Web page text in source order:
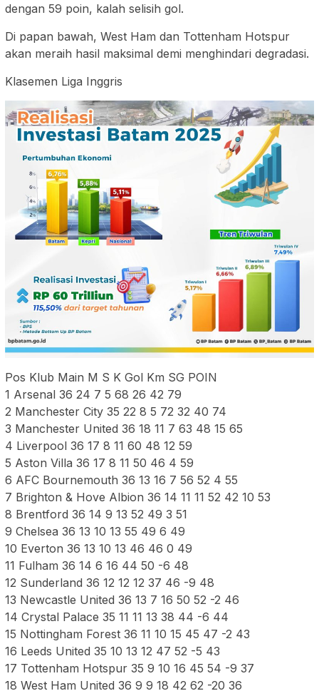
dengan 59 poin, kalah selisih gol.
Di papan bawah, West Ham dan Tottenham Hotspur
akan meraih hasil maksimal demi menghindari degradasi.
Klasemen Liga Inggris
Pos Klub Main M S K Gol Km SG POIN
1 Arsenal 36 24 7 5 68 26 42 79
2 Manchester City 35 22 8 5 72 32 40 74
3 Manchester United 36 18 11 7 63 48 15 65
4 Liverpool 36 17 8 11 60 48 12 59
5 Aston Villa 36 17 8 11 50 46 4 59
6 AFC Bournemouth 36 13 16 7 56 52 4 55
7 Brighton & Hove Albion 36 14 11 11 52 42 10 53
8 Brentford 36 14 9 13 52 49 3 51
9 Chelsea 36 13 10 13 55 49 6 49
10 Everton 36 13 10 13 46 46 0 49
11 Fulham 36 14 6 16 44 50 -6 48
12 Sunderland 36 12 12 12 37 46 -9 48
13 Newcastle United 36 13 7 16 50 52 -2 46
14 Crystal Palace 35 11 11 13 38 44 -6 44
15 Nottingham Forest 36 11 10 15 45 47 -2 43
16 Leeds United 35 10 13 12 47 52 -5 43
17 Tottenham Hotspur 35 9 10 16 45 54 -9 37
18 West Ham United 36 9 9 18 42 62 -20 36